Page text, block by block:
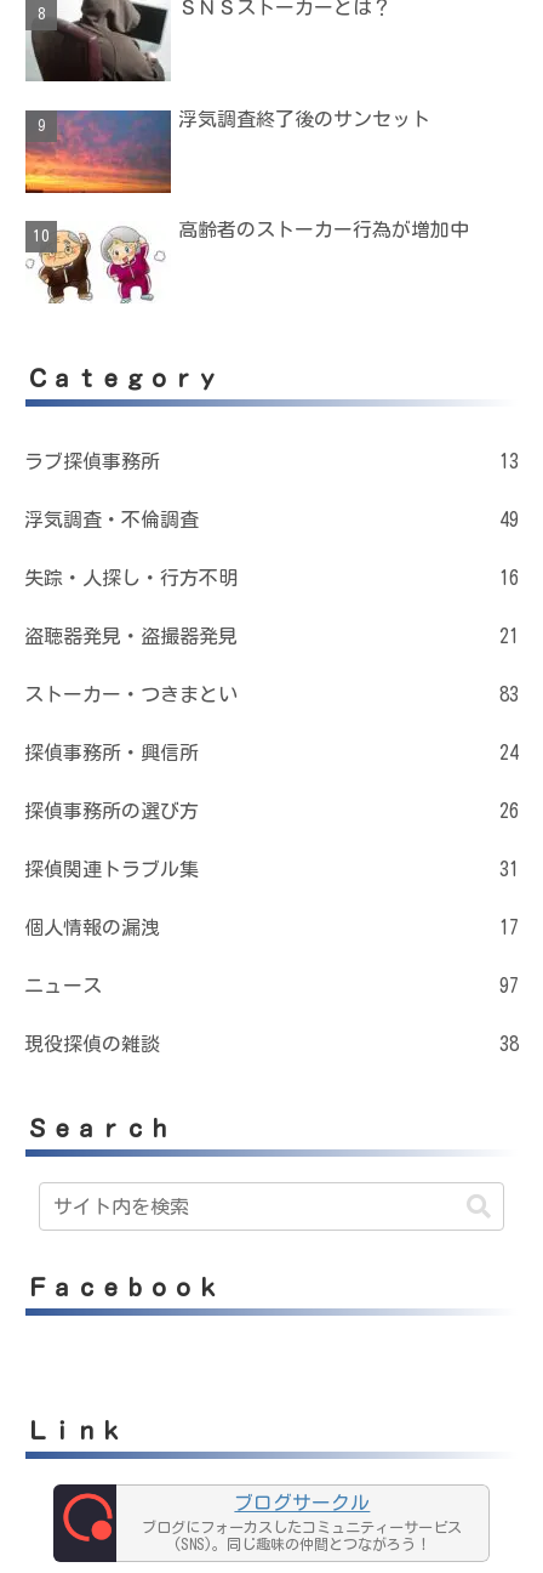
ＳＮＳストーカーとは？
浮気調査終了後のサンセット
高齢者のストーカー行為が増加中
Ｃａｔｅｇｏｒｙ
ラブ探偵事務所 13
浮気調査・不倫調査 49
失踪・人探し・行方不明 16
盗聴器発見・盗撮器発見 21
ストーカー・つきまとい 83
探偵事務所・興信所 24
探偵事務所の選び方 26
探偵関連トラブル集 31
個人情報の漏洩 17
ニュース 97
現役探偵の雑談 38
Ｓｅａｒｃｈ
Ｆａｃｅｂｏｏｋ
Ｌｉｎｋ
ブログサークル
ブログにフォーカスしたコミュニティーサービス
(SNS)。同じ趣味の仲間とつながろう！